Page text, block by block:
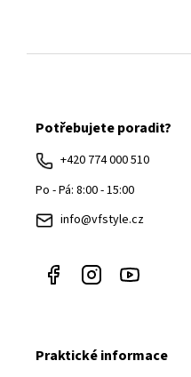
Potřebujete poradit?
+420 774 000 510
Po - Pá: 8:00 - 15:00
info@vfstyle.cz
Praktické informace